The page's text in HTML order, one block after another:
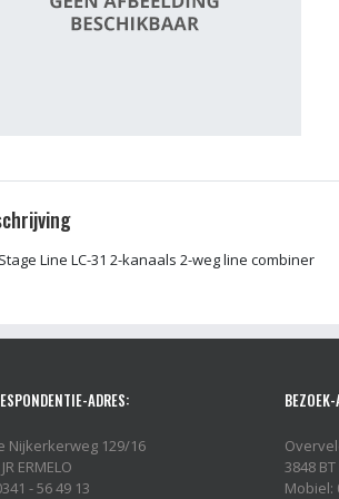
Line LC-31 2-kanaals 2-weg line combiner
ADRES:
Nijkerkerweg 129/16
ERMELO
- 56 49 13
3848 BT
Mobiel: